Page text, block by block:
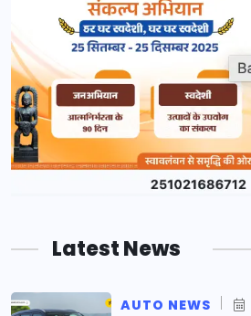
Latest News
AUTO NEWS